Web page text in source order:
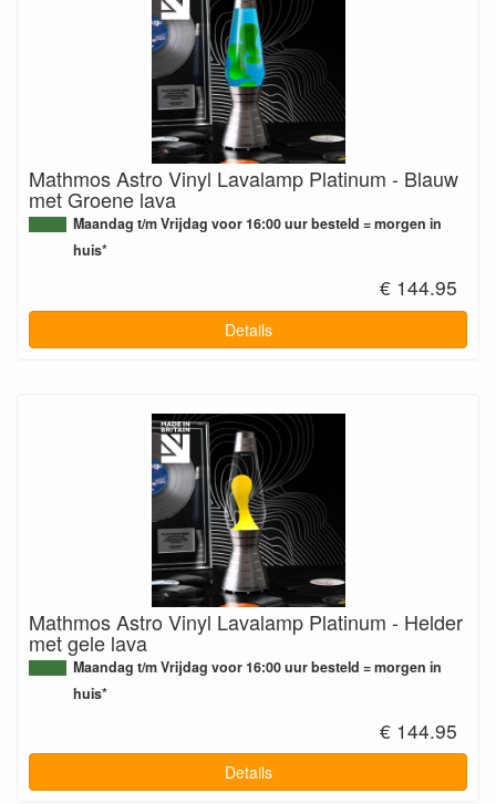
Mathmos Astro Vinyl Lavalamp Platinum - Blauw
met Groene lava
Maandag t/m Vrijdag voor 16:00 uur besteld = morgen in
huis*
€ 144.95
Details
Mathmos Astro Vinyl Lavalamp Platinum - Helder
met gele lava
Maandag t/m Vrijdag voor 16:00 uur besteld = morgen in
huis*
€ 144.95
Details